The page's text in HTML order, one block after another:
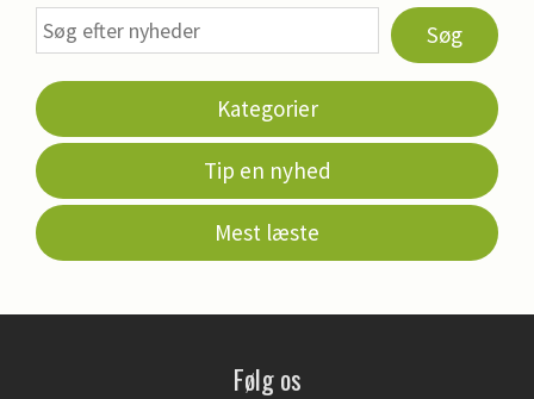
Søg
Kategorier
Tip en nyhed
Mest læste
Følg os